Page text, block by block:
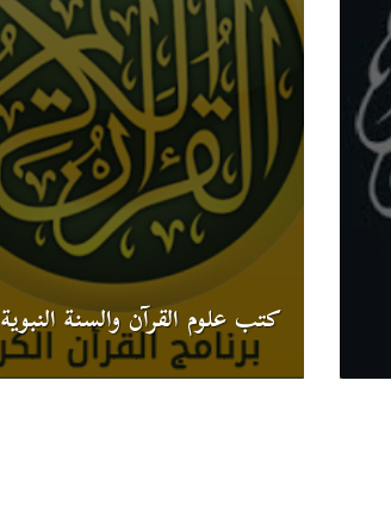
كتب علوم القرآن والسنة النبوية